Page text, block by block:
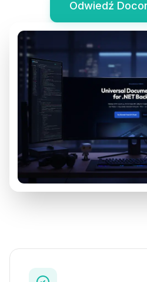
Odwiedź